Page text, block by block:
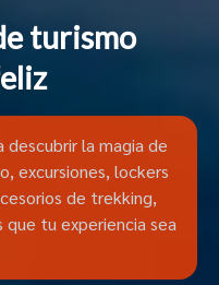
turismo
la magia de
excursiones, lockers
de trekking,
tu experiencia sea